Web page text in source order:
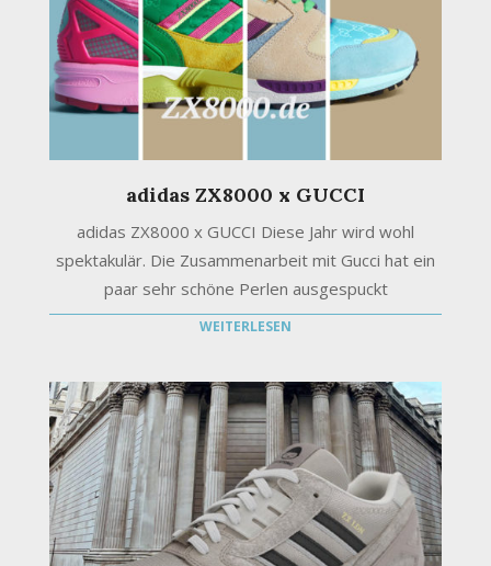
adidas ZX8000 x GUCCI
adidas ZX8000 x GUCCI Diese Jahr wird wohl
spektakulär. Die Zusammenarbeit mit Gucci hat ein
paar sehr schöne Perlen ausgespuckt
WEITERLESEN